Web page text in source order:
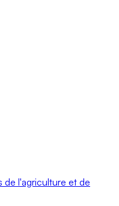
de l'agriculture et de